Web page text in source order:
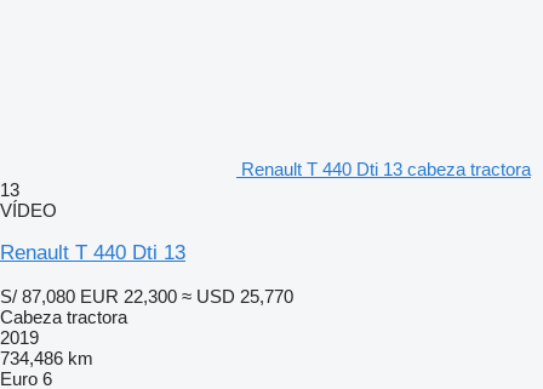
Renault T 440 Dti 13 cabeza tractora
13
VÍDEO
Renault T 440 Dti 13
S/ 87,080 EUR 22,300 ≈ USD 25,770
Cabeza tractora
2019
734,486 km
Euro 6